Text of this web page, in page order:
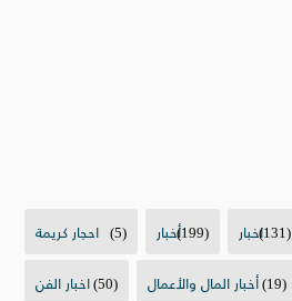
احجار كريمة (5) أخبار(199) اخبار(131)
اخبار الفن(50) أخبار المال والأعمال(19)